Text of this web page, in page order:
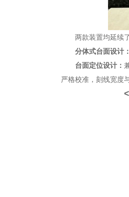
两款装置均延续
分体式台面设计：
台面定位设计：
严格校准，刻线宽度